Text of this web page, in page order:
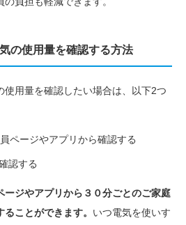
の使用量を確認する方法
使用量を確認したい場合は、以下2つ
ページやアプリから確認する
認する
ージやアプリから３０分ごとのご家庭
ことができます。 いつ電気を使いす